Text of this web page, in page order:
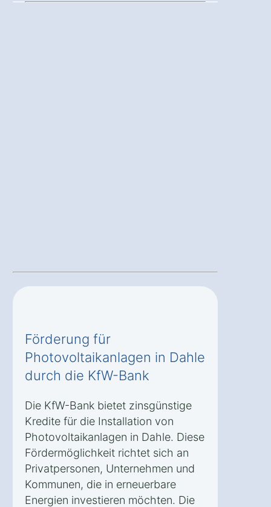
Förderung für
Photovoltaikanlagen in Dahle
durch die KfW-Bank
Die KfW-Bank bietet zinsgünstige
Kredite für die Installation von
Photovoltaikanlagen in Dahle. Diese
Fördermöglichkeit richtet sich an
Privatpersonen, Unternehmen und
Kommunen, die in erneuerbare
Energien investieren möchten. Die